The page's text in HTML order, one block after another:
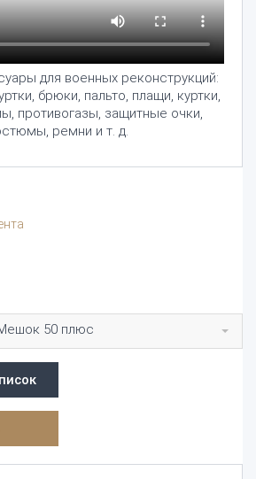
для военных реконструкций:
брюки, пальто, плащи, куртки,
противогазы, защитные очки,
ремни и т. д.
50 плюс